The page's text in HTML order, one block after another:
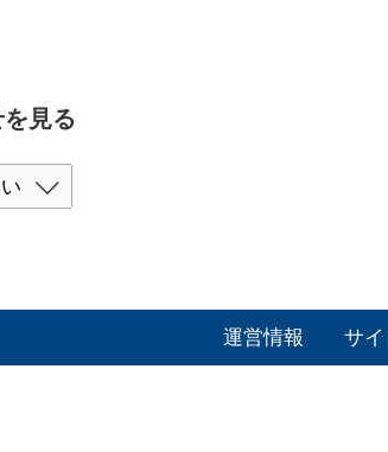
見る
運営情報 サ